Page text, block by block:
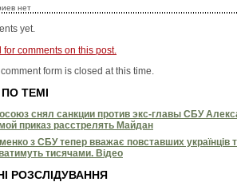
нет
yet.
for comments on this post.
form is closed at this time.
ТЕМІ
снял санкции против экс-главы СБУ
приказ расстрелять Майдан
з СБУ тепер вважає повставших українців
тисячами. Відео
РОЗСЛІДУВАННЯ